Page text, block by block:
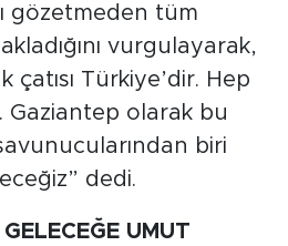
gözetmeden tüm
vurgulayarak,
Türkiye’dir. Hep
Gaziantep olarak bu
biri
dedi.
UMUT